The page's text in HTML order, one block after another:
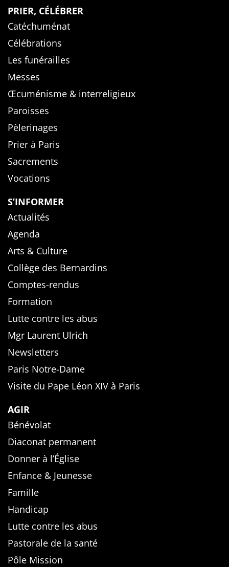
PRIER, CÉLÉBRER
Catéchuménat
Célébrations
Les funérailles
Messes
Œcuménisme & interreligieux
Paroisses
Pèlerinages
Prier à Paris
Sacrements
Vocations
S’INFORMER
Actualités
Agenda
Arts & Culture
Collège des Bernardins
Comptes-rendus
Formation
Lutte contre les abus
Mgr Laurent Ulrich
Newsletters
Paris Notre-Dame
Visite du Pape Léon XIV à Paris
AGIR
Bénévolat
Diaconat permanent
Donner à l’Église
Enfance & Jeunesse
Famille
Handicap
Lutte contre les abus
Pastorale de la santé
Pôle Mission